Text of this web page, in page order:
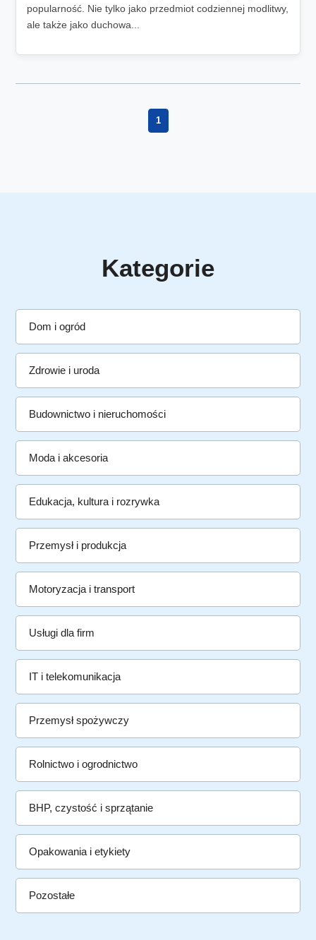
popularność. Nie tylko jako przedmiot codziennej modlitwy,
ale także jako duchowa...
1
Kategorie
Dom i ogród
Zdrowie i uroda
Budownictwo i nieruchomości
Moda i akcesoria
Edukacja, kultura i rozrywka
Przemysł i produkcja
Motoryzacja i transport
Usługi dla firm
IT i telekomunikacja
Przemysł spożywczy
Rolnictwo i ogrodnictwo
BHP, czystość i sprzątanie
Opakowania i etykiety
Pozostałe